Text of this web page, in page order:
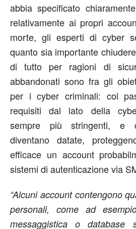
abbia specificato
relativamente ai propri
morte, gli esperti di cyber
quanto sia importante
di tutto per ragioni di
abbandonati sono fra gli
per i cyber criminali: col
requisiti dal lato della
sempre più stringenti, e
diventano datate,
efficace un account
sistemi di autenticazione via
“Alcuni account contengono
personali, come ad
messaggistica o